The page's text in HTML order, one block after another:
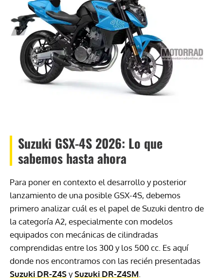
Suzuki GSX-4S 2026: Lo que
sabemos hasta ahora
Para poner en contexto el desarrollo y posterior
lanzamiento de una posible GSX-4S, debemos
primero analizar cuál es el papel de Suzuki dentro de
la categoría A2, especialmente con modelos
equipados con mecánicas de cilindradas
comprendidas entre los 300 y los 500 cc. Es aquí
donde nos encontramos con las recién presentadas
Suzuki DR-Z4SySuzuki DR-Z4SM.